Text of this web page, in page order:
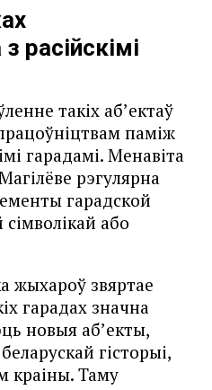
расійскімі
такіх аб’ектаў
паміж
гарадамі. Менавіта
рэгулярна
гарадской
або
жыхароў звяртае
гарадах значна
новыя аб’екты,
гісторыі,
краіны. Таму